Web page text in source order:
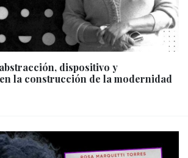
dispositivo y
la construcción de la modernidad